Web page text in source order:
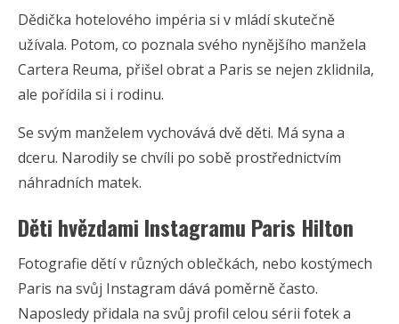
Dědička hotelového impéria si v mládí skutečně
užívala. Potom, co poznala svého nynějšího manžela
Cartera Reuma, přišel obrat a Paris se nejen zklidnila,
ale pořídila si i rodinu.
Se svým manželem vychovává dvě děti. Má syna a
dceru. Narodily se chvíli po sobě prostřednictvím
náhradních matek.
Děti hvězdami Instagramu Paris Hilton
Fotografie dětí v různých oblečkách, nebo kostýmech
Paris na svůj Instagram dává poměrně často.
Naposledy přidala na svůj profil celou sérii fotek a